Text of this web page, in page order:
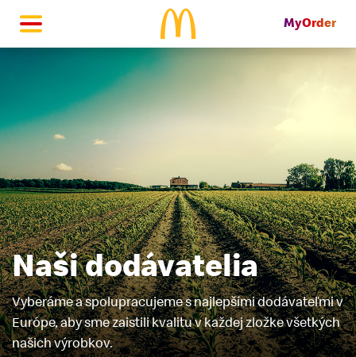
McDonald's Homepage
MyOrder
Naši dodávatelia
Vyberáme a spolupracujeme s najlepšímidodávateľmi v
Európe, aby sme zaistili kvalitu vkaždej zložke všetkých
našich výrobkov.